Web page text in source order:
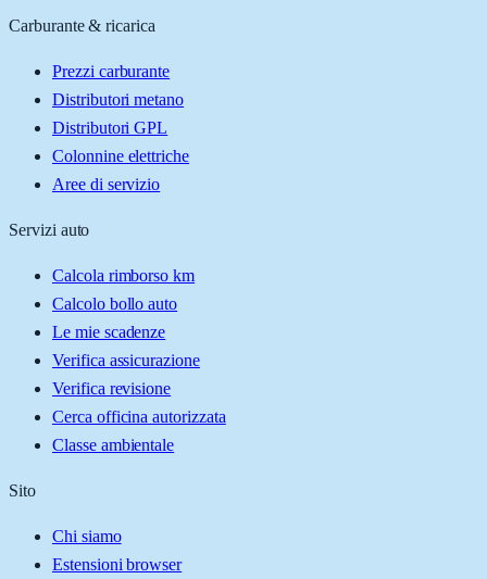
Carburante & ricarica
Prezzi carburante
Distributori metano
Distributori GPL
Colonnine elettriche
Aree di servizio
Servizi auto
Calcola rimborso km
Calcolo bollo auto
Le mie scadenze
Verifica assicurazione
Verifica revisione
Cerca officina autorizzata
Classe ambientale
Sito
Chi siamo
Estensioni browser